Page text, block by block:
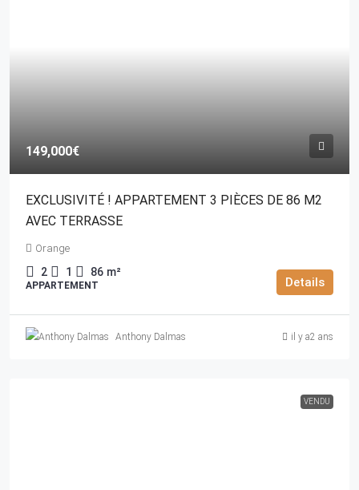
149,000€
EXCLUSIVITÉ ! APPARTEMENT 3 PIÈCES DE 86 M2
AVEC TERRASSE
Orange
2 1 86 m²
APPARTEMENT Details
Anthony Dalmas il y a2 ans
VENDU